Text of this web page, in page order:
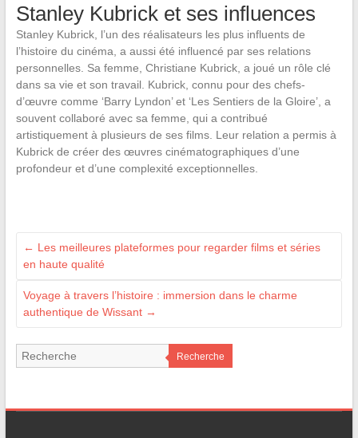
Stanley Kubrick et ses influences
Stanley Kubrick, l’un des réalisateurs les plus influents de
l’histoire du cinéma, a aussi été influencé par ses relations
personnelles. Sa femme, Christiane Kubrick, a joué un rôle clé
dans sa vie et son travail. Kubrick, connu pour des chefs-
d’œuvre comme ‘Barry Lyndon’ et ‘Les Sentiers de la Gloire’, a
souvent collaboré avec sa femme, qui a contribué
artistiquement à plusieurs de ses films. Leur relation a permis à
Kubrick de créer des œuvres cinématographiques d’une
profondeur et d’une complexité exceptionnelles.
← Les meilleures plateformes pour regarder films et séries
en haute qualité
Voyage à travers l’histoire : immersion dans le charme
authentique de Wissant →
Recherche